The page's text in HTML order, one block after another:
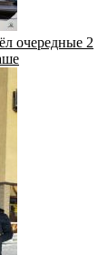
очередные 2